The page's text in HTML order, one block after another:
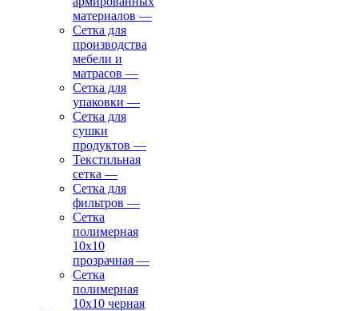
материалов —
Сетка для
производства
мебели и
матрасов —
Сетка для
упаковки —
Сетка для
сушки
продуктов —
Текстильная
сетка —
Сетка для
фильтров —
Сетка
полимерная
10х10
прозрачная —
Сетка
полимерная
10х10 черная